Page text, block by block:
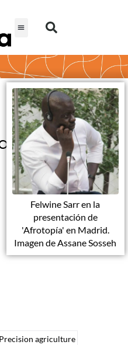
Felwine Sarr en la
presentación de
'Afrotopía' en Madrid.
Imagen de Assane Sosseh
Precision agriculture